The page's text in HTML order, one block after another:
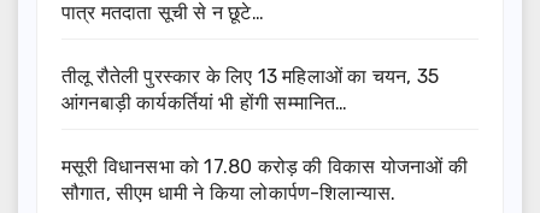
पात्र मतदाता सूची से न छूटे…
तीलू रौतेली पुरस्कार के लिए 13 महिलाओं का चयन, 35
आंगनबाड़ी कार्यकर्तियां भी होंगी सम्मानित…
मसूरी विधानसभा को 17.80 करोड़ की विकास योजनाओं की
सौगात, सीएम धामी ने किया लोकार्पण-शिलान्यास.